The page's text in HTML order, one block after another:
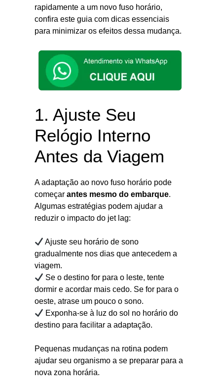
rapidamente a um novo fuso horário,
confira este guia com dicas essenciais
para minimizar os efeitos dessa mudança.
1. Ajuste Seu
Relógio Interno
Antes da Viagem
A adaptação ao novo fuso horário pode
começar antes mesmo do embarque.
Algumas estratégias podem ajudar a
reduzir o impacto do jet lag:
Ajuste seu horário de sono
gradualmente nos dias que antecedem a
viagem.
Se o destino for para o leste, tente
dormir e acordar mais cedo. Se for para o
oeste, atrase um pouco o sono.
Exponha-se à luz do sol no horário do
destino para facilitar a adaptação.
Pequenas mudanças na rotina podem
ajudar seu organismo a se preparar para a
nova zona horária.